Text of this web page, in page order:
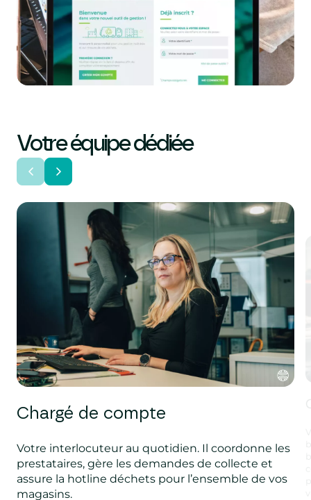
Votre équipe dédiée
Chargé de compte
Votre interlocuteur au quotidien. Il coordonne les
prestataires, gère les demandes de collecte et
assure la hotline déchets pour l’ensemble de vos
magasins.